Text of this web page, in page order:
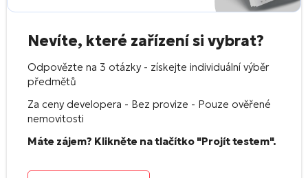
Nevíte, které zařízení si vybrat?
Odpovězte na 3 otázky - získejte individuální výběr
předmětů
Za ceny developera - Bez provize - Pouze ověřené
nemovitosti
Máte zájem? Klikněte na tlačítko "Projít testem".